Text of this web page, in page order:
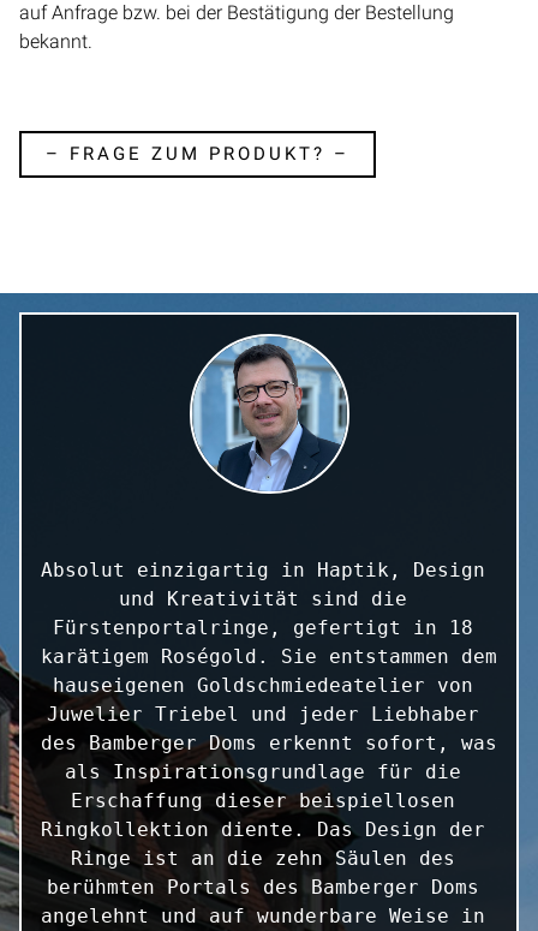
auf Anfrage bzw. bei der Bestätigung der Bestellung
bekannt.
– FRAGE ZUM PRODUKT? –
Absolut einzigartig in Haptik, Design
und Kreativität sind die
Fürstenportalringe, gefertigt in 18
karätigem Roségold. Sie entstammen dem
hauseigenen Goldschmiedeatelier von
Juwelier Triebel und jeder Liebhaber
des Bamberger Doms erkennt sofort, was
als Inspirationsgrundlage für die
Erschaffung dieser beispiellosen
Ringkollektion diente. Das Design der
Ringe ist an die zehn Säulen des
berühmten Portals des Bamberger Doms
angelehnt und auf wunderbare Weise in